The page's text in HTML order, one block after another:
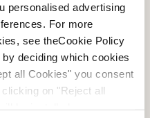
personalised advertising
For more
see theCookie Policy
deciding which cookies
all Cookies" you consent
on "Reject all
Spitfire CA FDT
GRAUGRÜN / ROT / SILBER